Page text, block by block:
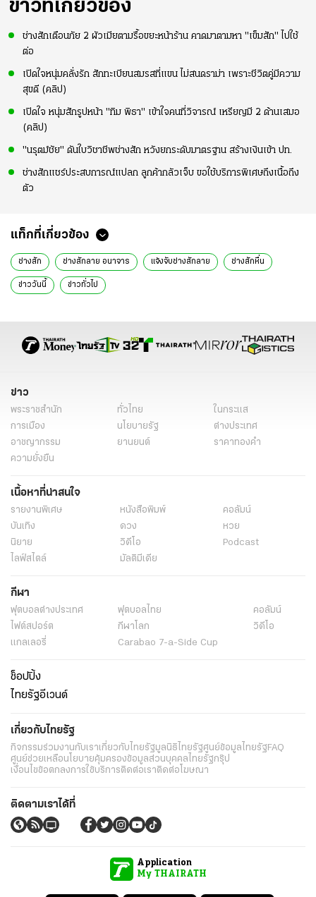
ข่าวที่เกี่ยวข้อง
ช่างสักเตือนภัย 2 ผัวเมียตามรื้อขยะหน้าร้าน คาดมาตามหา "เข็มสัก" ไปใช้
ต่อ
เปิดใจหนุ่มคลั่งรัก สักทะเบียนสมรสที่แขน ไม่สนดราม่า เพราะชีวิตคู่มีความ
สุขดี (คลิป)
เปิดใจ หนุ่มสักรูปหน้า "ทิม พิธา" เข้าใจคนที่วิจารณ์ เหรียญมี 2 ด้านเสมอ
(คลิป)
"นรุตม์ชัย" ดันใบวิชาชีพช่างสัก หวังยกระดับมาตรฐาน สร้างเงินเข้า ปท.
ช่างสักแชร์ประสบการณ์แปลก ลูกค้ากลัวเจ็บ ขอใช้บริการพิเศษถึงเนื้อถึง
ตัว
แท็กที่เกี่ยวข้อง
ช่างสัก ช่างสักลาย อนาจาร แจ้งจับช่างสักลาย ช่างสักหื่น
ข่าววันนี้ ข่าวทั่วไป
ข่าว
พระราชสำนัก ทั่วไทย
ในกระแส
การเมือง
นโยบายรัฐ
ต่างประเทศ
อาชญากรรม
ยานยนต์
ราคาทองคำ
ความยั่งยืน
เนื้อหาที่น่าสนใจ
รายงานพิเศษ หนังสือพิมพ์
คอลัมน์
บันเทิง
ดวง
หวย
นิยาย
วิดีโอ
Podcast
ไลฟ์สไตล์
มัลติมีเดีย
กีฬา
ฟุตบอลต่่างประเทศ ฟุตบอลไทย
คอลัมน์
ไฟต์สปอร์ต
กีฬาโลก
วิดีโอ
แกลเลอรี่
Carabao 7-a-Side Cup
ช็อปปิ้ง
ไทยรัฐอีเวนต์
เกี่ยวกับไทยรัฐ
กิจกรรมร่วมงานกับเราเกี่ยวกับไทยรัฐมูลนิธิไทยรัฐศูนย์ข้อมูลไทยรัฐFAQ
ศูนย์ช่วยเหลือนโยบายคุ้มครองข้อมูลส่วนบุคคลไทยรัฐกรุ๊ป
เงื่อนไขข้อตกลงการใช้บริการติดต่อเราติดต่อโฆษณา
ติดตามเราได้ที่
Application
My THAIRATH